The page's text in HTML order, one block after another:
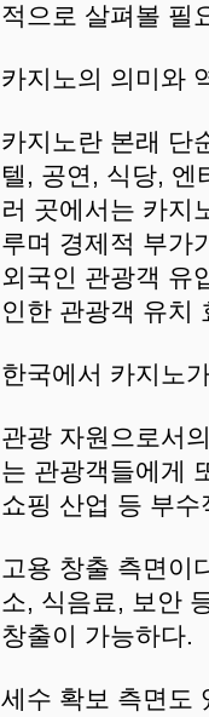
적으로 살펴볼 필
카지노의 의미와
카지노란 본래 단
텔, 공연, 식당, 엔
러 곳에서는 카지
루며 경제적 부가
외국인 관광객 유
인한 관광객 유치
한국에서 카지노
관광 자원으로서
는 관광객들에게
쇼핑 산업 등 부
고용 창출 측면이
소, 식음료, 보안
창출이 가능하다.
세수 확보 측면도